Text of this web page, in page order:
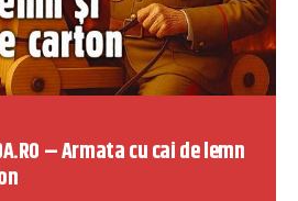
– Armata cu cai de lemn